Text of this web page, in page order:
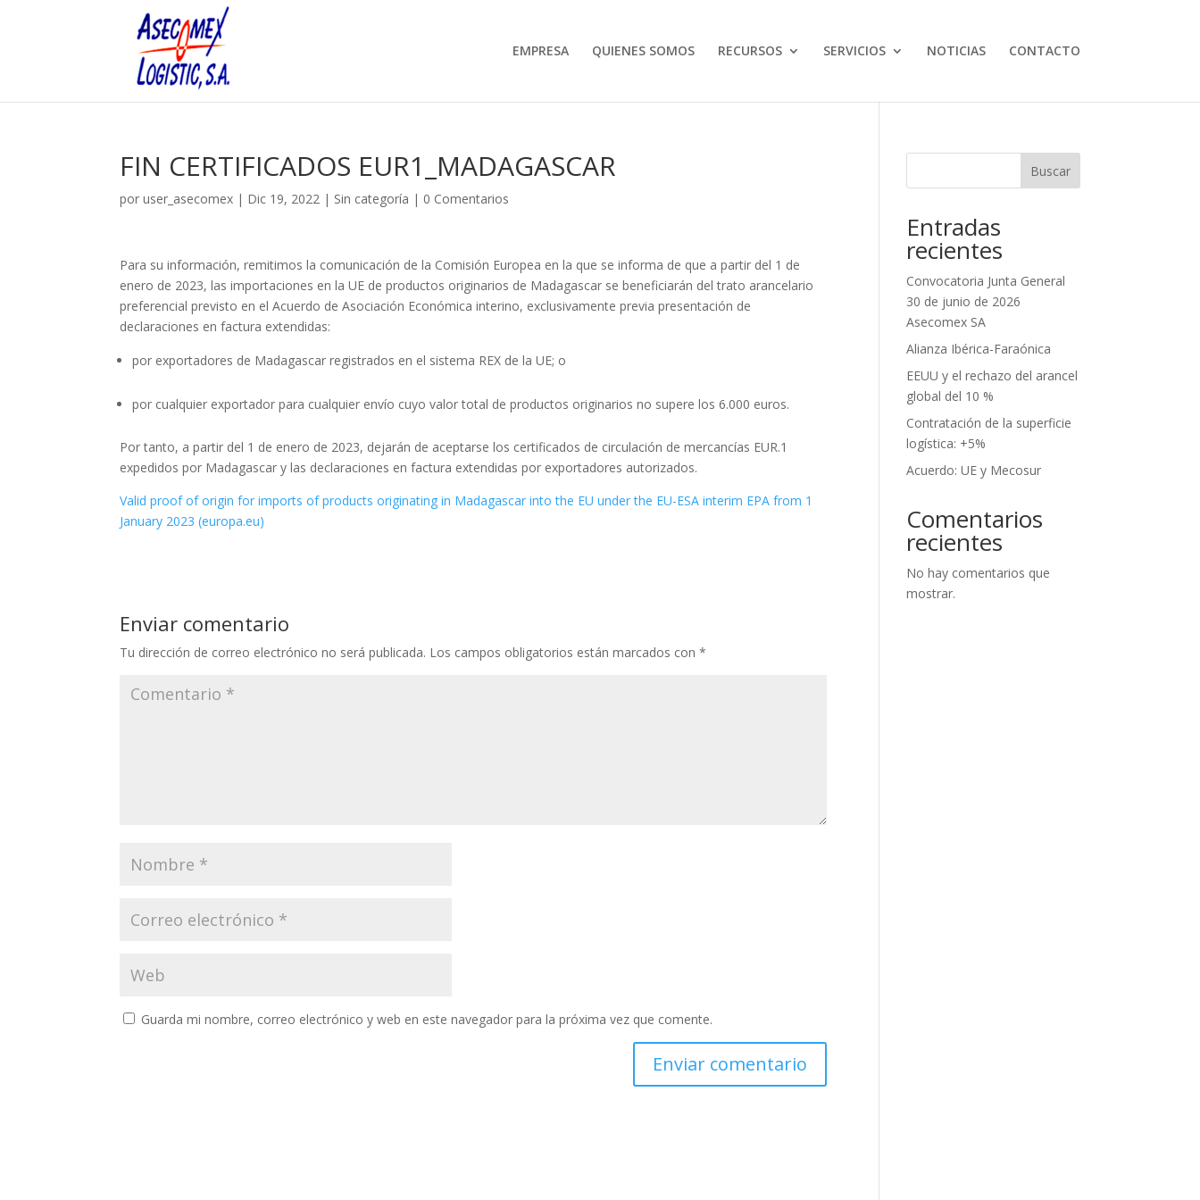
EMPRESA QUIENES SOMOS RECURSOS SERVICIOS NOTICIAS CONTACTO
FIN CERTIFICADOS EUR1_MADAGASCAR
poruser_asecomex | Dic 19, 2022 | Sin categoría | 0 Comentarios
Para su información, remitimos la comunicación de la Comisión Europea en la que se informa de que a partir del 1 de
enero de 2023, las importaciones en la UE de productos originarios de Madagascar se beneficiarán del trato arancelario
preferencial previsto en el Acuerdo de Asociación Económica interino, exclusivamente previa presentación de
declaraciones en factura extendidas:
por exportadores de Madagascar registrados en el sistema REX de la UE; o
por cualquier exportador para cualquier envío cuyo valor total de productos originarios no supere los 6.000 euros.
Por tanto, a partir del 1 de enero de 2023, dejarán de aceptarse los certificados de circulación de mercancías EUR.1
expedidos por Madagascar y las declaraciones en factura extendidas por exportadores autorizados.
Valid proof of origin for imports of products originating in Madagascar into the EU under the EU-ESA interim EPA from 1
January 2023 (europa.eu)
Enviar comentario
Tu dirección de correo electrónico no será publicada. Los campos obligatorios están marcados con*
Guarda mi nombre, correo electrónico y web en este navegador para la próxima vez que comente.
Buscar
Entradas
recientes
Convocatoria Junta General
30 de junio de 2026
Asecomex SA
Alianza Ibérica-Faraónica
EEUU y el rechazo del arancel
global del 10 %
Contratación de la superficie
logística: +5%
Acuerdo: UE y Mecosur
Comentarios
recientes
No hay comentarios que
mostrar.